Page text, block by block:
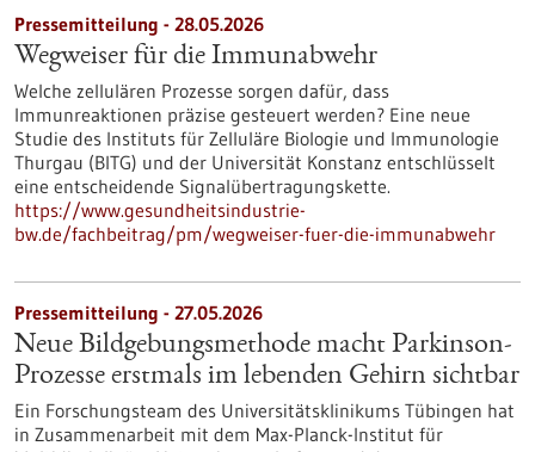
Pressemitteilung - 28.05.2026
Wegweiser für die Immunabwehr
Welche zellulären Prozesse sorgen dafür, dass
Immunreaktionen präzise gesteuert werden? Eine neue
Studie des Instituts für Zelluläre Biologie und Immunologie
Thurgau (BITG) und der Universität Konstanz entschlüsselt
eine entscheidende Signalübertragungskette.
https://www.gesundheitsindustrie-
bw.de/fachbeitrag/pm/wegweiser-fuer-die-immunabwehr
Pressemitteilung - 27.05.2026
Neue Bildgebungsmethode macht Parkinson-
Prozesse erstmals im lebenden Gehirn sichtbar
Ein Forschungsteam des Universitätsklinikums Tübingen hat
in Zusammenarbeit mit dem Max-Planck-Institut für